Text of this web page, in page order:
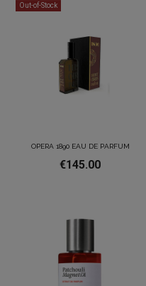
Out-of-Stock
OPERA 1890 EAU DE PARFUM
€145.00